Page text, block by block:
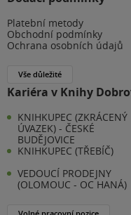
Platební metody
Obchodní podmínky
Ochrana osobních údajů
Vše důležité
Kariéra v Knihy
KNIHKUPEC (ZKRÁCENÝ
ÚVAZEK) - ČESKÉ
BUDĚJOVICE
KNIHKUPEC (TŘEBÍČ)
VEDOUCÍ PRODEJNY
(OLOMOUC - OC HANÁ)